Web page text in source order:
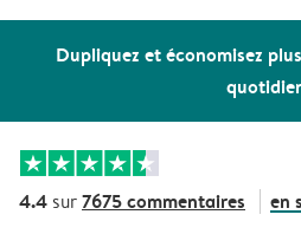
Dupliquez et économisez
4.4 sur7675 commentaires en